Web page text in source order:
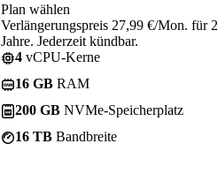
Plan wählen
Verlängerungspreis 27,99 €/Mon. für 2
Jahre. Jederzeit kündbar.
4 vCPU-Kerne
16 GB RAM
200 GB NVMe-Speicherplatz
16 TB Bandbreite